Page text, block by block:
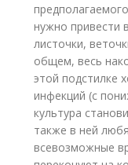
нужно привести
листочки,
общем, весь
этой подстилке
инфекций (с
культура
также в ней
всевозможные